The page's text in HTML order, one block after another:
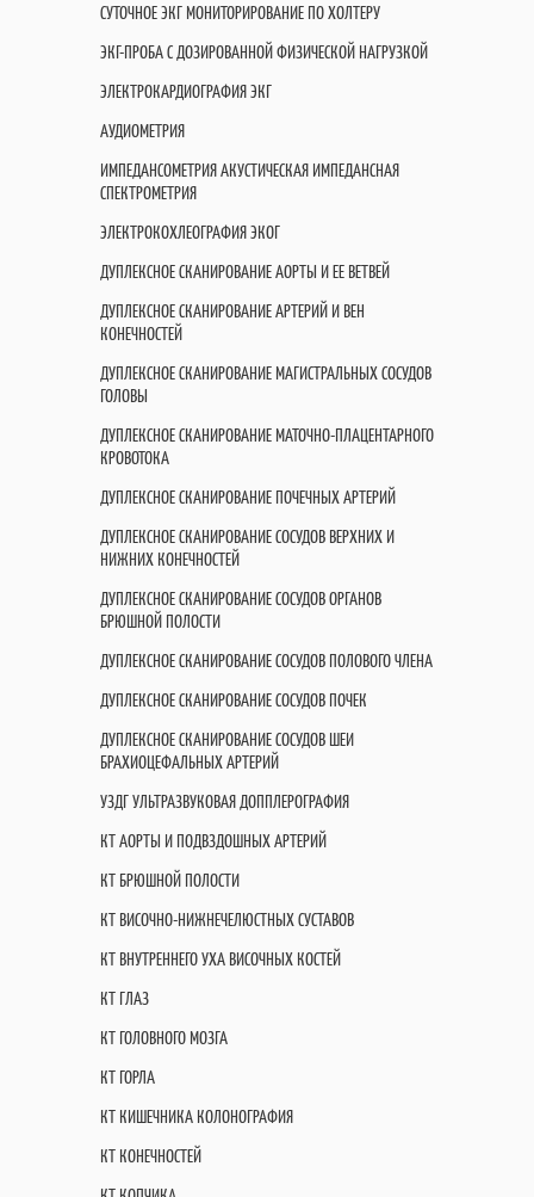
СУТОЧНОЕ ЭКГ МОНИТОРИРОВАНИЕ ПО ХОЛТЕРУ
ЭКГ-ПРОБА С ДОЗИРОВАННОЙ ФИЗИЧЕСКОЙ НАГРУЗКОЙ
ЭЛЕКТРОКАРДИОГРАФИЯ ЭКГ
АУДИОМЕТРИЯ
ИМПЕДАНСОМЕТРИЯ АКУСТИЧЕСКАЯ ИМПЕДАНСНАЯ
СПЕКТРОМЕТРИЯ
ЭЛЕКТРОКОХЛЕОГРАФИЯ ЭКОГ
ДУПЛЕКСНОЕ СКАНИРОВАНИЕ АОРТЫ И ЕЕ ВЕТВЕЙ
ДУПЛЕКСНОЕ СКАНИРОВАНИЕ АРТЕРИЙ И ВЕН
КОНЕЧНОСТЕЙ
ДУПЛЕКСНОЕ СКАНИРОВАНИЕ МАГИСТРАЛЬНЫХ СОСУДОВ
ГОЛОВЫ
ДУПЛЕКСНОЕ СКАНИРОВАНИЕ МАТОЧНО-ПЛАЦЕНТАРНОГО
КРОВОТОКА
ДУПЛЕКСНОЕ СКАНИРОВАНИЕ ПОЧЕЧНЫХ АРТЕРИЙ
ДУПЛЕКСНОЕ СКАНИРОВАНИЕ СОСУДОВ ВЕРХНИХ И
НИЖНИХ КОНЕЧНОСТЕЙ
ДУПЛЕКСНОЕ СКАНИРОВАНИЕ СОСУДОВ ОРГАНОВ
БРЮШНОЙ ПОЛОСТИ
ДУПЛЕКСНОЕ СКАНИРОВАНИЕ СОСУДОВ ПОЛОВОГО ЧЛЕНА
ДУПЛЕКСНОЕ СКАНИРОВАНИЕ СОСУДОВ ПОЧЕК
ДУПЛЕКСНОЕ СКАНИРОВАНИЕ СОСУДОВ ШЕИ
БРАХИОЦЕФАЛЬНЫХ АРТЕРИЙ
УЗДГ УЛЬТРАЗВУКОВАЯ ДОППЛЕРОГРАФИЯ
КТ АОРТЫ И ПОДВЗДОШНЫХ АРТЕРИЙ
КТ БРЮШНОЙ ПОЛОСТИ
КТ ВИСОЧНО-НИЖНЕЧЕЛЮСТНЫХ СУСТАВОВ
КТ ВНУТРЕННЕГО УХА ВИСОЧНЫХ КОСТЕЙ
КТ ГЛАЗ
КТ ГОЛОВНОГО МОЗГА
КТ ГОРЛА
КТ КИШЕЧНИКА КОЛОНОГРАФИЯ
КТ КОНЕЧНОСТЕЙ